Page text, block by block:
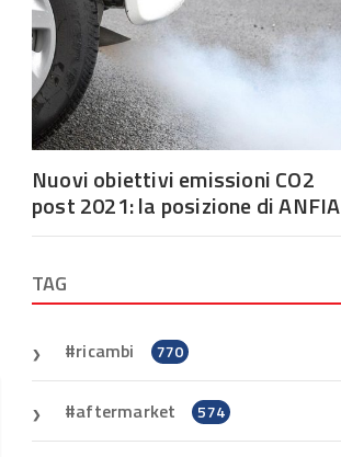
Nuovi obiettivi emissioni CO2
post 2021: la posizione di ANFIA
TAG
ricambi 770
aftermarket 574